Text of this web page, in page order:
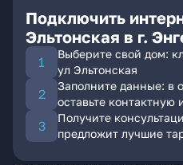
Подключить
Эльтонская в г.
Выберите свой дом:
ул Эльтонская
Заполните данные: в
оставьте
Получите
предложит лучшие